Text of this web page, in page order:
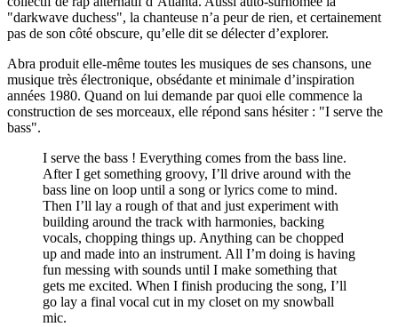
"darkwave duchess", la chanteuse n’a peur de rien, et certainement
pas de son côté obscure, qu’elle dit se délecter d’explorer.
Abra produit elle-même toutes les musiques de ses chansons, une
musique très électronique, obsédante et minimale d’inspiration
années 1980. Quand on lui demande par quoi elle commence la
construction de ses morceaux, elle répond sans hésiter : "I serve the
bass".
I serve the bass ! Everything comes from the bass line.
After I get something groovy, I’ll drive around with the
bass line on loop until a song or lyrics come to mind.
Then I’ll lay a rough of that and just experiment with
building around the track with harmonies, backing
vocals, chopping things up. Anything can be chopped
up and made into an instrument. All I’m doing is having
fun messing with sounds until I make something that
gets me excited. When I finish producing the song, I’ll
go lay a final vocal cut in my closet on my snowball
mic.